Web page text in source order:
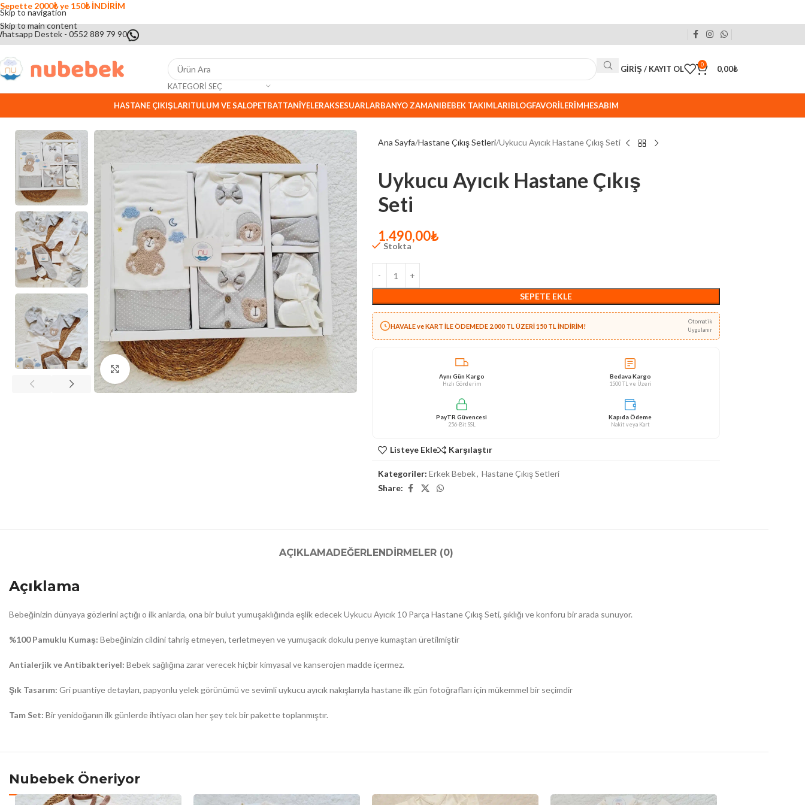
Skip to navigation
Skip to main content
Destek - 0552 889 79 90
KATEGORI SEÇ
GIRIŞ / KAYIT OL 0 0,00₺
HASTANE ÇIKIŞLARITULUM VE SALOPETBATTANIYELERAKSESUARLARBANYO ZAMANIBEBEK TAKIMLARIBLOGFAVORILERIMHESABIM
Click to enlarge
Ana Sayfa Hastane Çıkış Setleri Uykucu Ayıcık Hastane Çıkış Seti
Uykucu Ayıcık Hastane Çıkış
Seti
1.490,00₺
Stokta
SEPETE EKLE
HAVALE ve KART İLE ÖDEMEDE 2.000 TL ÜZERİ 150 TL İNDİRİM!
Otomatik
Uygulanır
Aynı Gün Kargo
Hızlı Gönderim
Bedava Kargo
1500 TL ve Üzeri
PayTR Güvencesi
256-Bit SSL
Kapıda Ödeme
Nakit veya Kart
Listeye Ekle Karşılaştır
Kategoriler: Erkek Bebek, Hastane Çıkış Setleri
Share:
AÇIKLAMADEĞERLENDIRMELER (0)
Açıklama
Bebeğinizin dünyaya gözlerini açtığı o ilk anlarda, ona bir bulut yumuşaklığında eşlik edecek Uykucu Ayıcık 10 Parça Hastane Çıkış Seti, şıklığı ve konforu bir arada sunuyor.
%100 Pamuklu Kumaş: Bebeğinizin cildini tahriş etmeyen, terletmeyen ve yumuşacık dokulu penye kumaştan üretilmiştir
Antialerjik ve Antibakteriyel: Bebek sağlığına zarar verecek hiçbir kimyasal ve kanserojen madde içermez.
Şık Tasarım: Gri puantiye detayları, papyonlu yelek görünümü ve sevimli uykucu ayıcık nakışlarıyla hastane ilk gün fotoğrafları için mükemmel bir seçimdir
Tam Set: Bir yenidoğanın ilk günlerde ihtiyacı olan her şey tek bir pakette toplanmıştır.
Nubebek Öneriyor
Sepette 2000₺ ye 150₺ İNDİRİM